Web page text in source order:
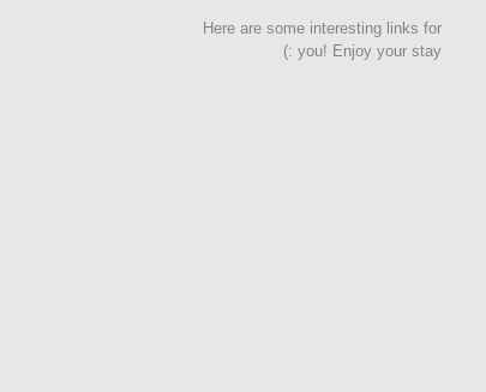
Here are some interesting links for
you! Enjoy your stay :)